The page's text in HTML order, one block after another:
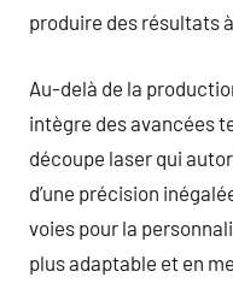
produire des résultats
Au-delà de la
intègre des avancées
découpe laser qui
d’une précision
voies pour la
plus adaptable et en